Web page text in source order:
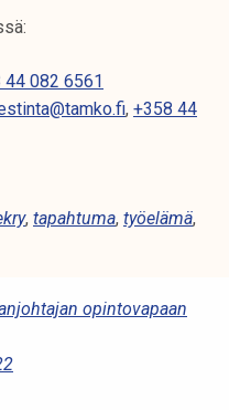
44 082 6561
, +358 44
, tapahtuma, työelämä,
opintovapaan